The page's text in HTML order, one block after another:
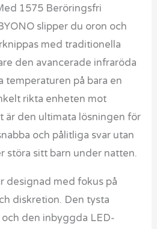
1575 Beröringsfri
slipper du oron och
med traditionella
den avancerade infraröda
temperaturen på bara en
rikta enheten mot
är den ultimata lösningen för
och pålitliga svar utan
störa sitt barn under natten.
designad med fokus på
diskretion. Den tysta
den inbyggda LED-